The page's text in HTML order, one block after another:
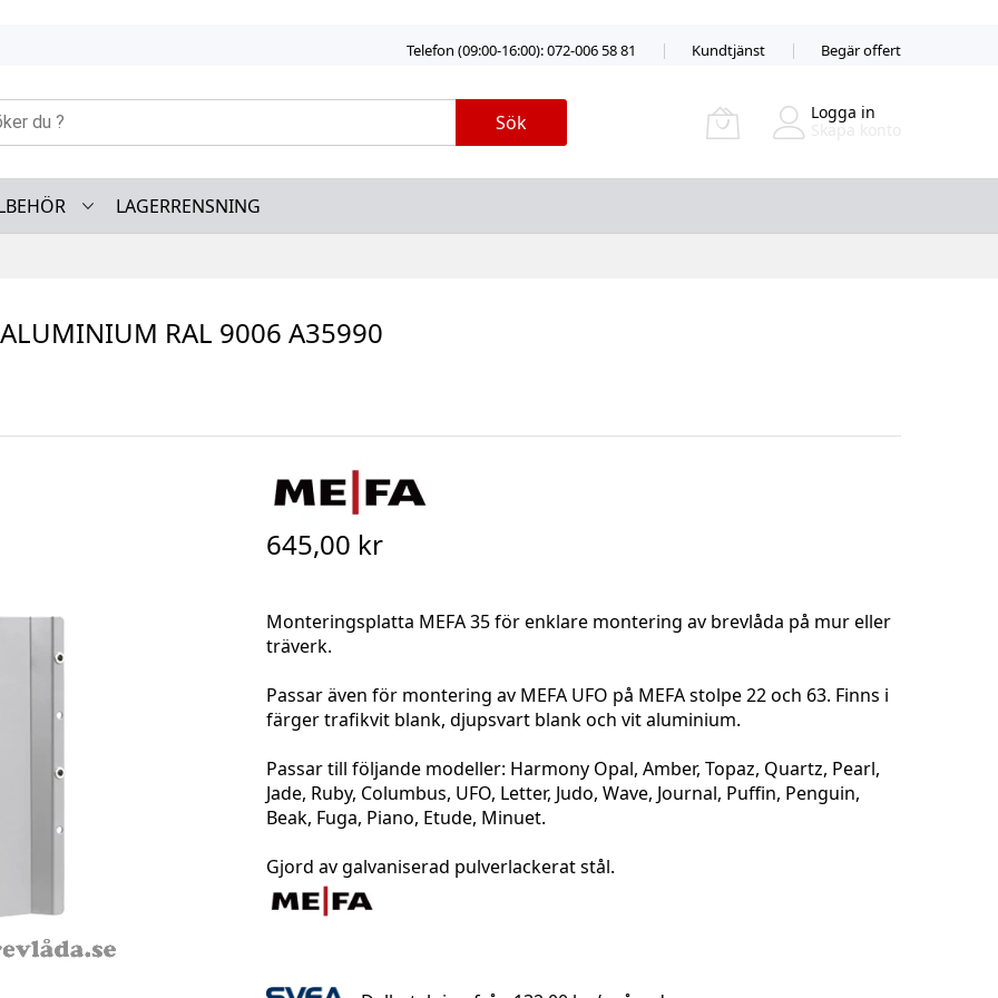
Telefon (09:00-16:00): 072-006 58 81 Kundtjänst Begär offert
Sök
Logga in
Skapa konto
LAGERRENSNING
RAL 9006 A35990
645,00 kr
Monteringsplatta MEFA 35 för enklare montering av brevlåda på mur eller
träverk.
Passar även för montering av MEFA UFO på MEFA stolpe 22 och 63. Finns i
färger trafikvit blank, djupsvart blank och vit aluminium.
Passar till följande modeller: Harmony Opal, Amber, Topaz, Quartz, Pearl,
Jade, Ruby, Columbus, UFO, Letter, Judo, Wave, Journal, Puffin, Penguin,
Beak, Fuga, Piano, Etude, Minuet.
Gjord av galvaniserad pulverlackerat stål.